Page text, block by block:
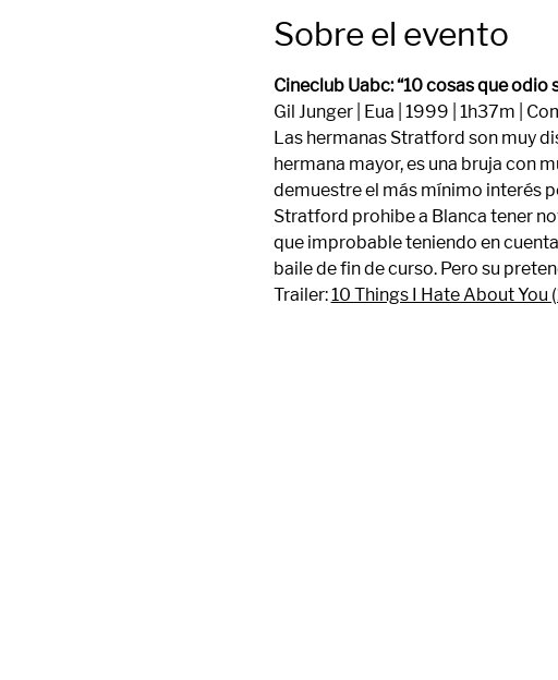
Sobre el evento
Cineclub Uabc: “10 cosas que odio
Gil Junger | Eua | 1999 | 1h37m |
Las hermanas Stratford son muy
hermana mayor, es una bruja con
demuestre el más mínimo interés
Stratford prohibe a Blanca tener
que improbable teniendo en
baile de fin de curso. Pero su
Trailer: 10 Things I Hate About You